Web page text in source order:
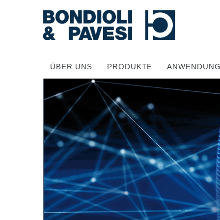
ÜBER UNS PRODUKTE
Hochwertige Antriebssysteme
Kardan Gelenkwellen
Standard Getriebe